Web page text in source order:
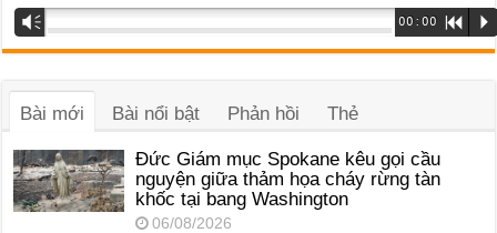
Trình
phát
âm
Vm 00:00 R P
Bài mới Bài nổi bật Phản hồi Thẻ
Đức Giám mục Spokane kêu gọi cầu
nguyện giữa thảm họa cháy rừng tàn
khốc tại bang Washington
06/08/2026